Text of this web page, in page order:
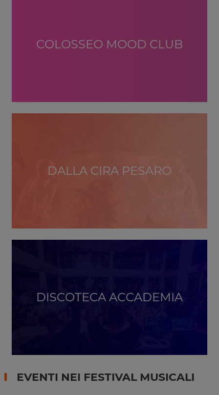
COLOSSEO MOOD CLUB
DALLA CIRA PESARO
DISCOTECA ACCADEMIA
EVENTI NEI FESTIVAL MUSICALI